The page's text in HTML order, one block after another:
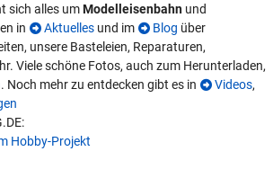
sich alles umModelleisenbahn und
in Aktuelles und im Blog über
unsere Basteleien, Reparaturen,
Viele schöne Fotos, auch zum Herunterladen,
. Noch mehr zu entdecken gibt es in Videos,
Hobby-Projekt